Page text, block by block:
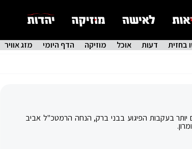
בחזית דעות אוכל מוזיקה הדף היומי מזג אוויר
בעקבות הפיגוע בבני ברק, הנחה הרמטכ"ל אביב